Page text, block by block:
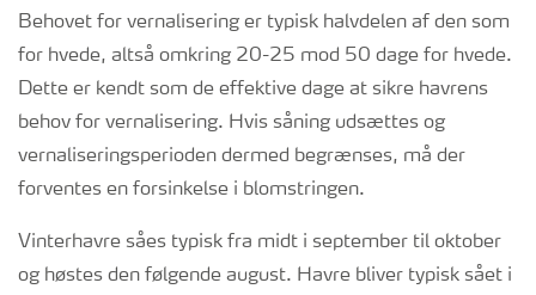
Behovet for vernalisering er typisk halvdelen af den som
for hvede, altså omkring 20-25 mod 50 dage for hvede.
Dette er kendt som de effektive dage at sikre havrens
behov for vernalisering. Hvis såning udsættes og
vernaliseringsperioden dermed begrænses, må der
forventes en forsinkelse i blomstringen.
Vinterhavre såes typisk fra midt i september til oktober
og høstes den følgende august. Havre bliver typisk sået i